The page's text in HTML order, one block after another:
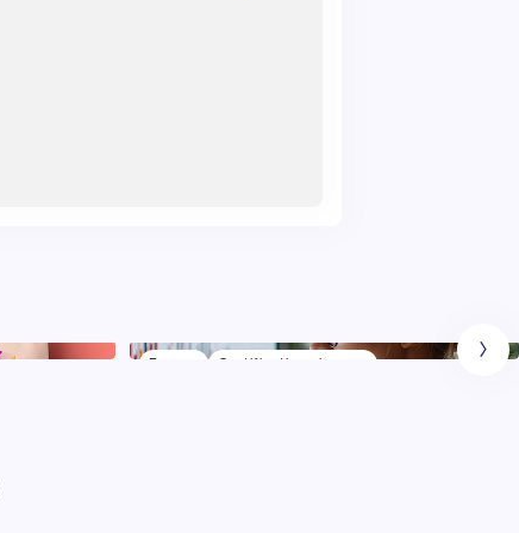
Bac +5 Certification niveau 7